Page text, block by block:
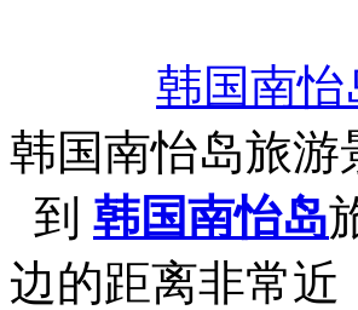
韩国南
韩国南怡岛旅
到 韩国南怡岛
边的距离非常